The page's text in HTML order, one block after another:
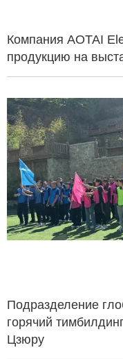
Компания AOTAI
продукцию на
Подразделение
горячий
Цзюру